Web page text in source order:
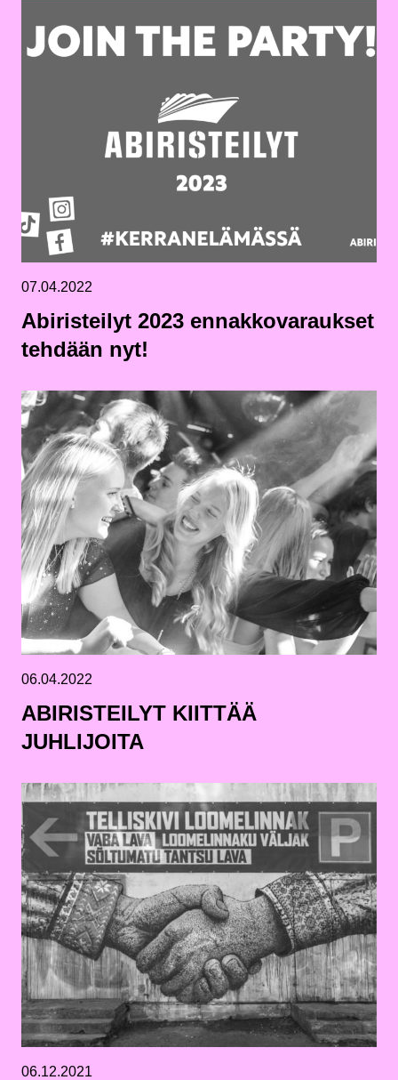
07.04.2022
Abiristeilyt 2023 ennakkovaraukset
tehdään nyt!
06.04.2022
ABIRISTEILYT KIITTÄÄ
JUHLIJOITA
06.12.2021